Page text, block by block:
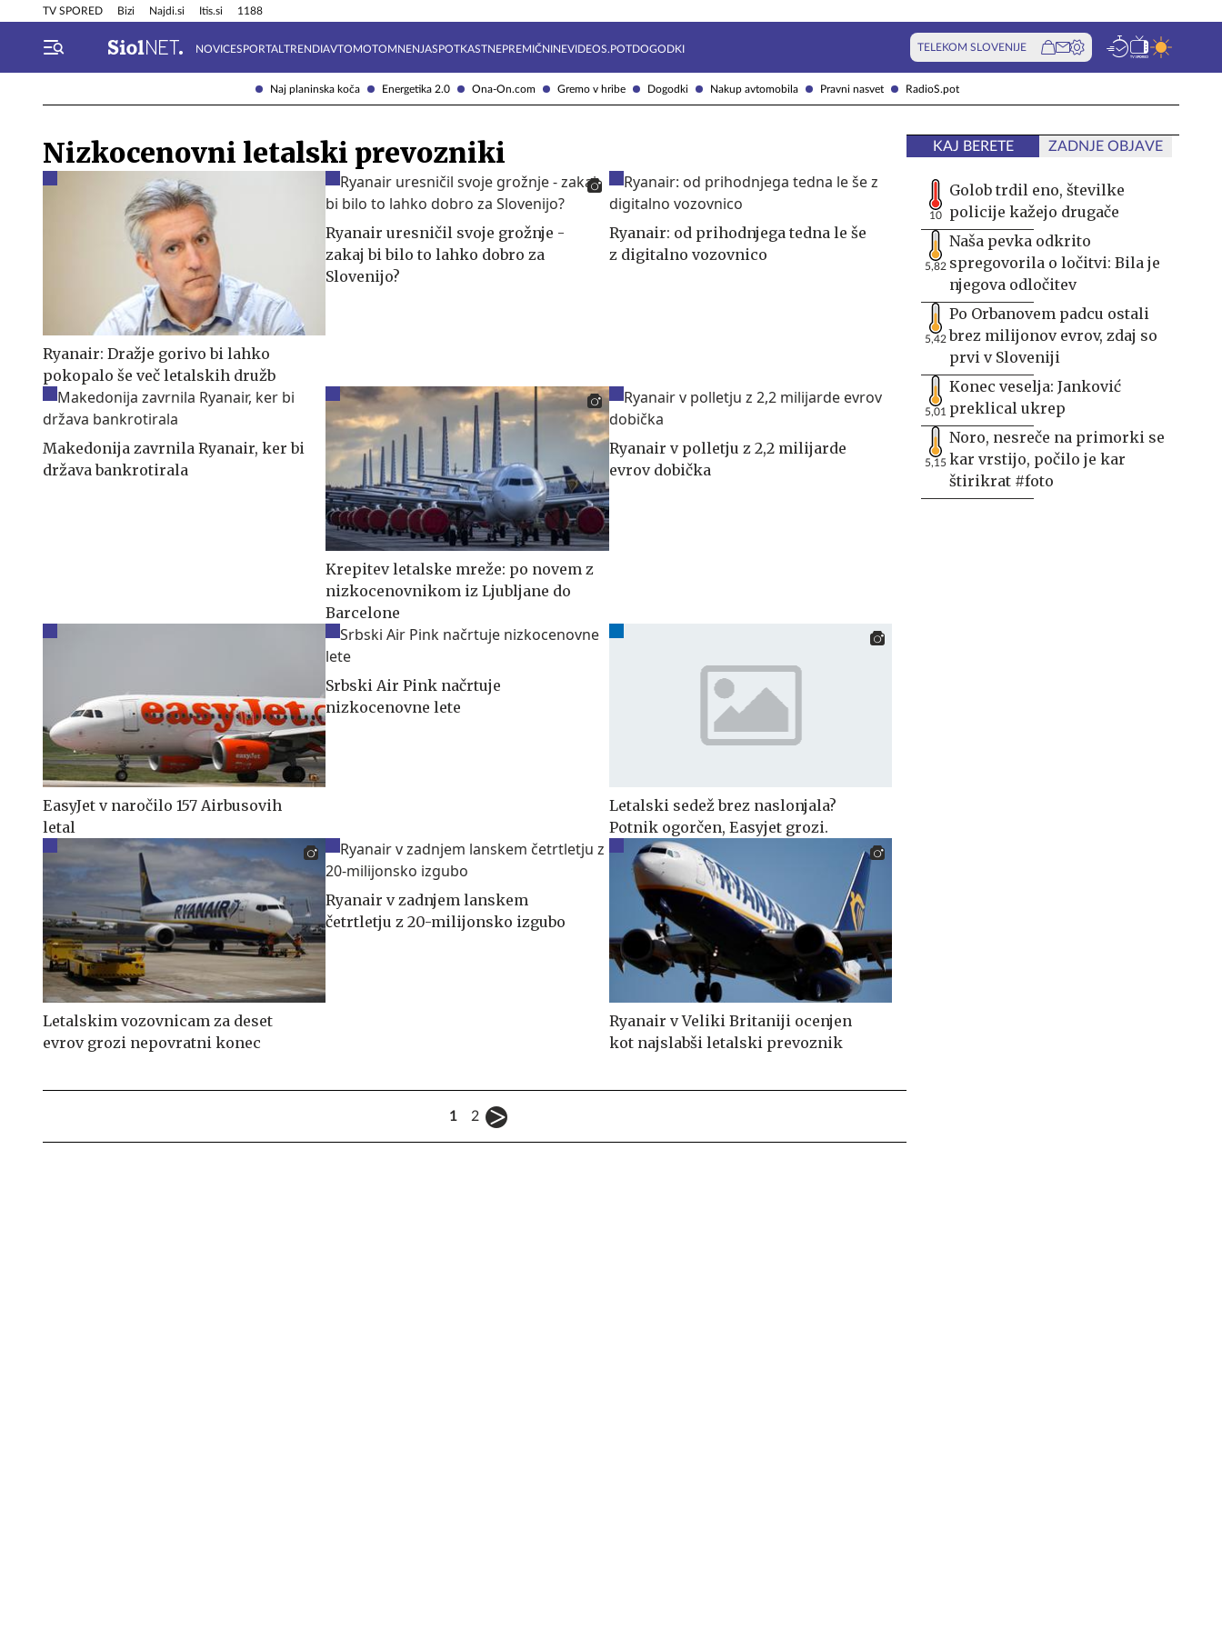
Naj planinska koča Energetika 2.0 Ona-On.com Gremo v hribe Dogodki Nakup avtomobila Pravni nasvet RadioS.pot
TV SPORED Bizi Najdi.si Itis.si 1188
NOVICESPORTAL TRENDIAVTOMOTOMNENJASPOTKASTNEPREMIČNINEVIDEOS.POTDOGODKI TELEKOM SLOVENIJE
Info in obvestila Tehnik
Nizkocenovni letalski prevozniki
Ryanair: Dražje gorivo bi lahko
pokopalo še več letalskih družb
Ryanair uresničil svoje grožnje -
zakaj bi bilo to lahko dobro za
Slovenijo?
Ryanair: od prihodnjega tedna le še
z digitalno vozovnico
Makedonija zavrnila Ryanair, ker bi
država bankrotirala
Krepitev letalske mreže: po novem z
nizkocenovnikom iz Ljubljane do
Barcelone
Ryanair v polletju z 2,2 milijarde
evrov dobička
EasyJet v naročilo 157 Airbusovih
letal
Srbski Air Pink načrtuje
nizkocenovne lete
Letalski sedež brez naslonjala?
Potnik ogorčen, Easyjet grozi.
Letalskim vozovnicam za deset
evrov grozi nepovratni konec
Ryanair v zadnjem lanskem
četrtletju z 20-milijonsko izgubo
Ryanair v Veliki Britaniji ocenjen
kot najslabši letalski prevoznik
1 2
KAJ BERETE ZADNJE OBJAVE
10
Golob trdil eno, številke
policije kažejo drugače
5,82
Naša pevka odkrito
spregovorila o ločitvi: Bila je
njegova odločitev
5,42
Po Orbanovem padcu ostali
brez milijonov evrov, zdaj so
prvi v Sloveniji
5,01
Konec veselja: Janković
preklical ukrep
5,15
Noro, nesreče na primorki se
kar vrstijo, počilo je kar
štirikrat #foto